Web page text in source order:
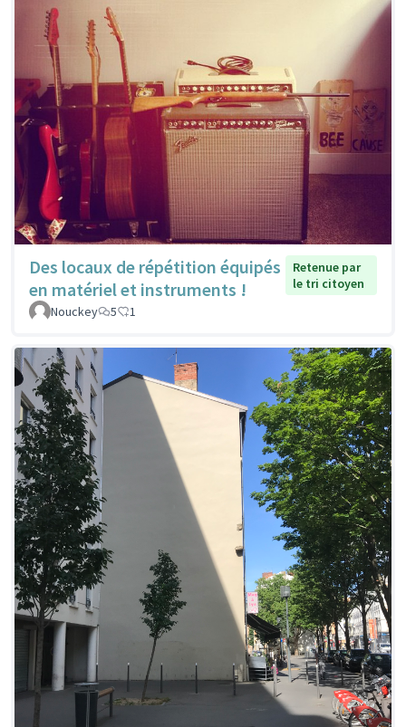
Des locaux de répétition équipés
en matériel et instruments !
Retenue par
le tri citoyen
Nouckey
5 1